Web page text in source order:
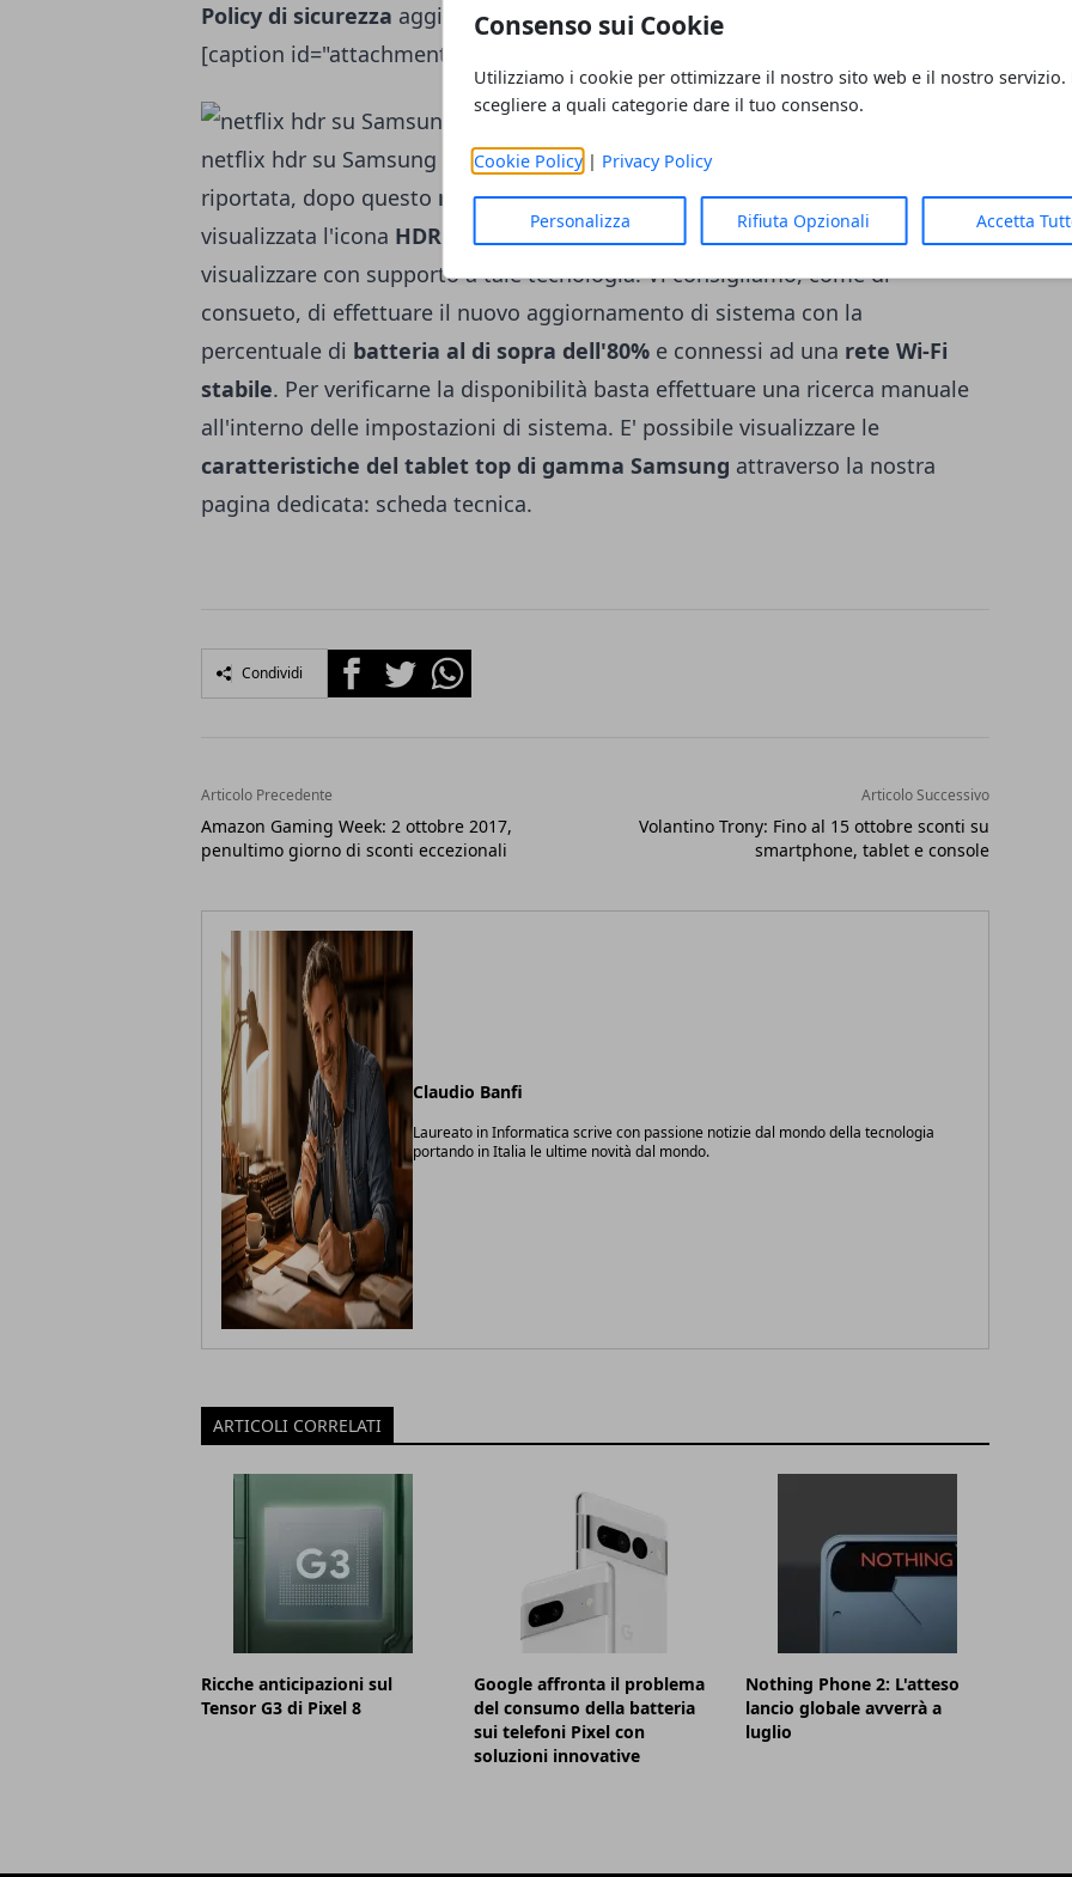
Consenso sui Cookie
Utilizziamo i cookie per ottimizzare il nostro sito web e il nostro servizio.
scegliere a quali categorie dare il tuo consenso.
Cookie Policy| Privacy Policy
Personalizza Rifiuta Opzionali Accetta
Policy di sicurezza aggiornate;
[caption id="attachment_186588" align="aligncenter" width="2048"]
netflix hdr su Samsung Galaxy Tab S3[/caption] Come da immagine sotto
riportata, dopo questo nuovo aggiornamento di sistema, verrà
visualizzata l'icona HDR tra le informazioni dei vari titoli che si andranno a
visualizzare con supporto a tale tecnologia. Vi consigliamo, come di
consueto, di effettuare il nuovo aggiornamento di sistema con la
percentuale di batteria al di sopra dell'80% e connessi ad una rete Wi-Fi
stabile. Per verificarne la disponibilità basta effettuare una ricerca manuale
all'interno delle impostazioni di sistema. E' possibile visualizzare le
caratteristiche del tablet top di gamma Samsung attraverso la nostra
pagina dedicata: scheda tecnica.
Condividi FacebookTwitterWhatsapp
Articolo Precedente
Amazon Gaming Week: 2 ottobre 2017,
penultimo giorno di sconti eccezionali
Articolo Successivo
Volantino Trony: Fino al 15 ottobre sconti su
smartphone, tablet e console
Claudio Banfi
Laureato in Informatica scrive con passione notizie dal mondo della tecnologia
portando in Italia le ultime novità dal mondo.
ARTICOLI CORRELATI
Ricche anticipazioni sul
Tensor G3 di Pixel 8
Google affronta il problema
del consumo della batteria
sui telefoni Pixel con
soluzioni innovative
Nothing Phone 2: L'atteso
lancio globale avverrà a
luglio